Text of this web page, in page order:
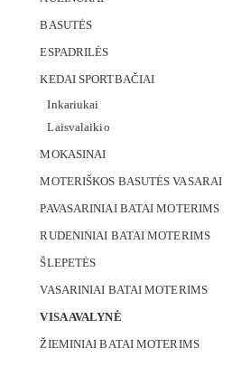
BASUTĖS
ESPADRILĖS
KEDAI SPORTBAČIAI
Inkariukai
Laisvalaikio
MOKASINAI
MOTERIŠKOS BASUTĖS VASARAI
PAVASARINIAI BATAI MOTERIMS
RUDENINIAI BATAI MOTERIMS
ŠLEPETĖS
VASARINIAI BATAI MOTERIMS
VISA AVALYNĖ
ŽIEMINIAI BATAI MOTERIMS